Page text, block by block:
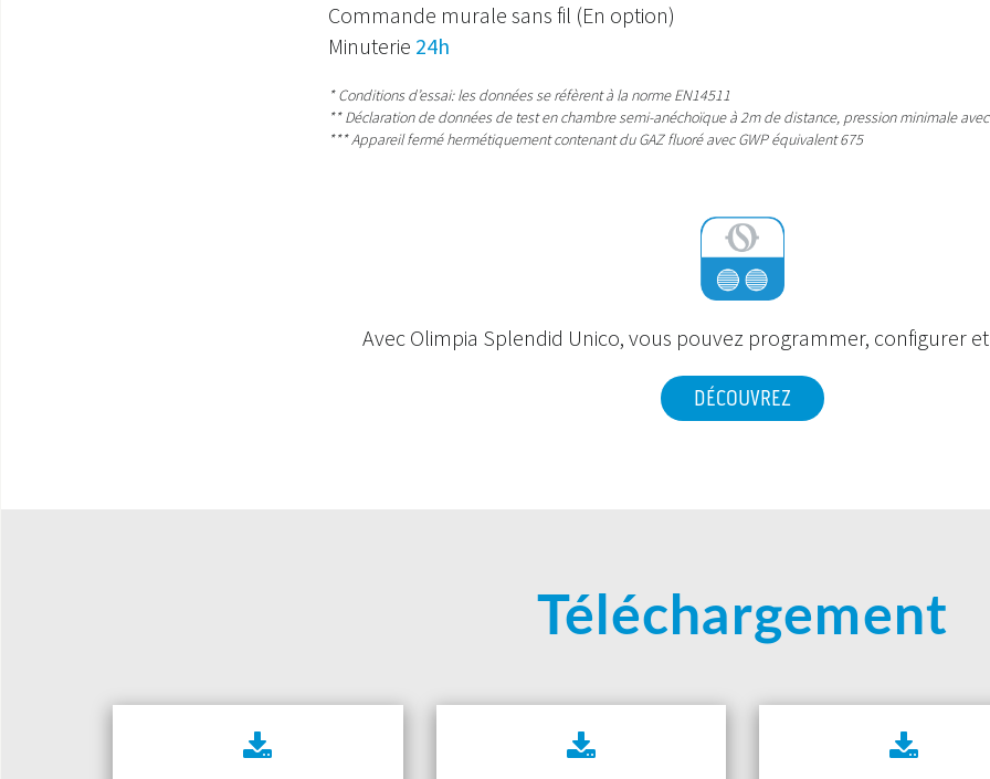
Commande murale sans fil (En option)
Minuterie 24h
* Conditions d’essai: les données se réfèrent à la norme EN14511
** Déclaration de données de test en chambre semi-anéchoïque à 2m de distance, pression minimale
*** Appareil fermé hermétiquement contenant du GAZ fluoré avec GWP équivalent 675
Avec Olimpia Splendid Unico, vous pouvez programmer, configurer
DÉCOUVREZ
Téléchargement